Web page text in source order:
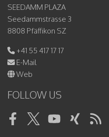
SEEDAMM PLAZA
Seedammstrasse 3
8808 Pfäffikon SZ
+41 55 417 17 17
E-Mail
Web
FOLLOW US
FacebookTwitterYoutubeXing RSS